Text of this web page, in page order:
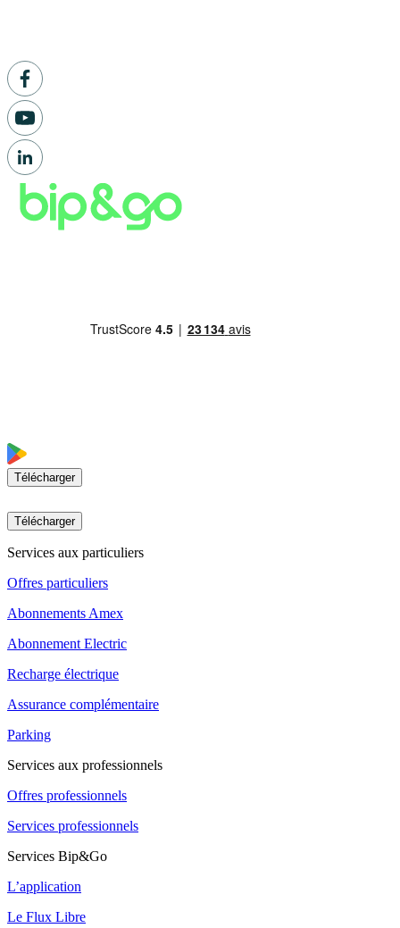
Télécharger
Télécharger
Services aux particuliers
Offres particuliers
Abonnements Amex
Abonnement Electric
Recharge électrique
Assurance complémentaire
Parking
Services aux professionnels
Offres professionnels
Services professionnels
Services Bip&Go
L’application
Le Flux Libre